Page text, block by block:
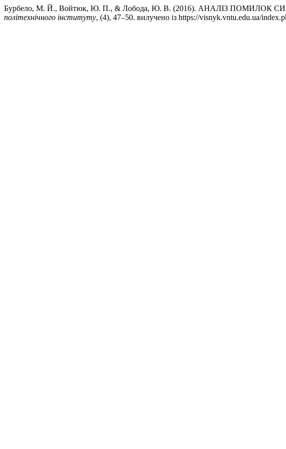
Бурбело, М. Й., Войтюк, Ю. П., & Лобода, Ю. В. (2016). АНАЛІЗ
політехнічного інституту, (4), 47–50. вилучено із https://visnyk.vntu.edu.ua/